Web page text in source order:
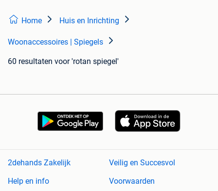
Home Huis en Inrichting
Woonaccessoires | Spiegels
60 resultaten voor 'rotan spiegel'
2dehands Zakelijk
Veilig en Succesvol
Help en info
Voorwaarden